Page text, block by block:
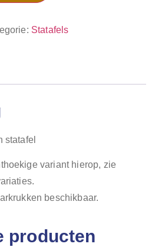
Statafels
statafel
variant hierop, zie
beschikbaar.
producten